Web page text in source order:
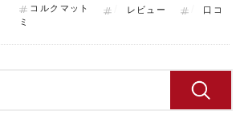
コルクマット
レビュー
口コ
ミ